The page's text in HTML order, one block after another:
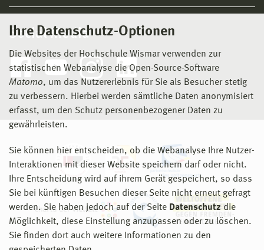
Ihre Datenschutz-Optionen
Die Websites der Hochschule Wismar verwenden zur
statistischen Webanalyse die Open-Source-Software
Matomo, um das Nutzererlebnis für Sie als Besucher stetig
zu verbessern. Hierbei werden sämtliche Daten anonymisiert
erfasst, um den Schutz personenbezogener Daten zu
gewährleisten.
Sie können hier entscheiden, ob die Webanalyse Ihre Nutzer-
Interaktionen mit dieser Website speichern darf oder nicht.
Ihre Entscheidung wird auf ihrem Gerät gespeichert, so dass
Sie bei künftigen Besuchen dieser Seite nicht erneut gefragt
werden. Sie haben jedoch auf der Seite Datenschutz die
Möglichkeit, diese Einstellung anzupassen oder zu löschen.
Sie finden dort auch weitere Informationen zu den
Social Media